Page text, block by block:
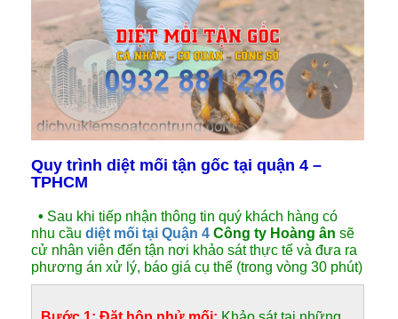
Quy trình diệt mối tận gốc tại quận 4 –
TPHCM
• Sau khi tiếp nhận thông tin quý khách hàng có
nhu cầu diệt mối tại Quận 4 Công ty Hoàng ân sẽ
cử nhân viên đến tận nơi khảo sát thực tế và đưa ra
phương án xử lý, báo giá cụ thể (trong vòng 30 phút)